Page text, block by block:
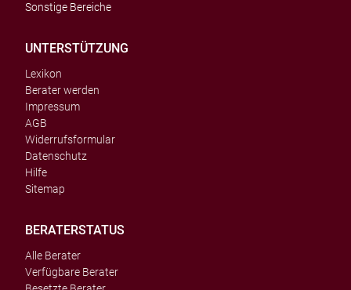
Sonstige Bereiche
UNTERSTÜTZUNG
Lexikon
Berater werden
Impressum
AGB
Widerrufsformular
Datenschutz
Hilfe
Sitemap
BERATERSTATUS
Alle Berater
Verfügbare Berater